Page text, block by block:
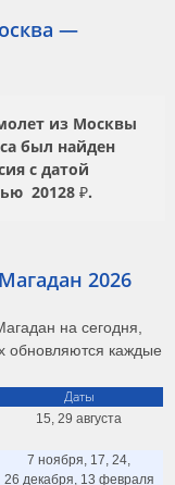
—
из Москвы
был найден
с датой
20128 ₽.
2026
на сегодня,
обновляются каждые
Даты
15, 29 августа
7 ноября, 17, 24,
26 декабря, 13 февраля